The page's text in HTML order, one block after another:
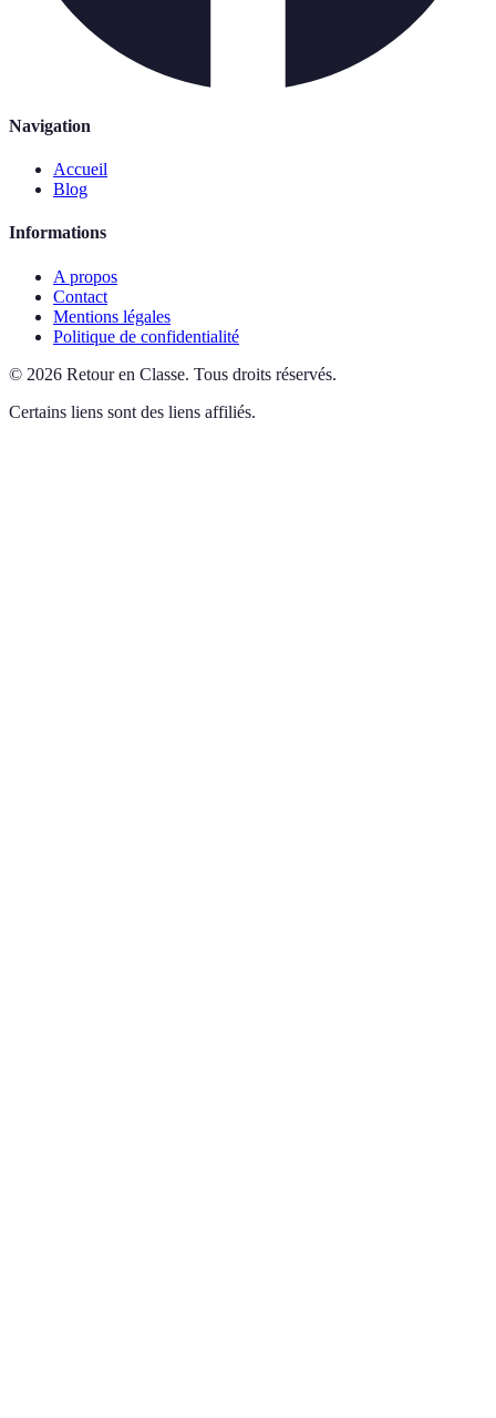
Navigation
Accueil
Blog
Informations
A propos
Contact
Mentions légales
Politique de confidentialité
© 2026 Retour en Classe. Tous droits réservés.
Certains liens sont des liens affiliés.